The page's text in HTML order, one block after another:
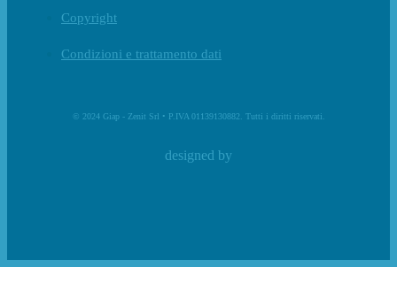
Copyright
Condizioni e trattamento dati
© 2024 Giap - Zenit Srl • P.IVA 01139130882. Tutti i diritti riservati.
designed by